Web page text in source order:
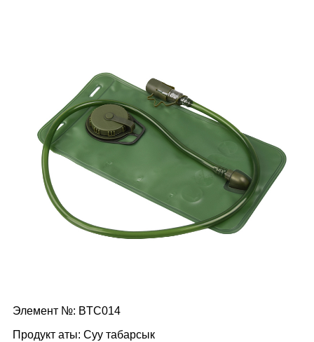
Элемент №: BTC014
Продукт аты: Суу табарсык